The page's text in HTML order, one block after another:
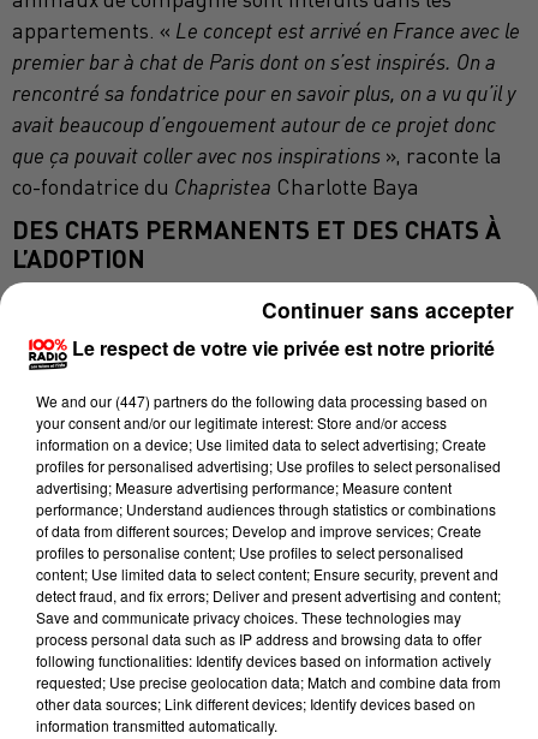
appartements. « Le concept est arrivé en France avec le
premier bar à chat de Paris dont on s’est inspirés. On a
rencontré sa fondatrice pour en savoir plus, on a vu qu’il y
avait beaucoup d’engouement autour de ce projet donc
que ça pouvait coller avec nos inspirations », raconte la
co-fondatrice du Chapristea Charlotte Baya
DES CHATS PERMANENTS ET DES CHATS À
L’ADOPTION
Au-delà de proposer un moment convivial autour
d’un café,
Le Chapristea
met également certains de
ses chats à l’adoption: « O
pour la cause animale, on travaille avec l’association le
Chat Libre de Toulouse. Donc on a des chats permanents
et d’autres qui viennent et repartent avec d’autres
familles.» Cette association gère un refuge et œuvre
pour la capture et la stérilisation des chats sur
Toulouse.
Comme les autres chats permanents, il est
primordial que les chats accueillis pour l’adoption
répondent à un certain nombre de critères : «Il faut
déjà qu’ils aiment la compagnie des humains, qu’ils ne
soient pas trop peureux, qu’ils aiment aussi la compagnie
Le respect de votre vie privée est notre priorité
We and our (447) partnersdo the following data processing based on
your consent and/or our legitimate interest: Store and/or access
information on a device; Use limited data to select advertising; Create
profiles for personalised advertising; Use profiles to select personalised
advertising; Measure advertising performance; Measure content
performance; Understand audiences through statistics or combinations
of data from different sources; Develop and improve services; Create
profiles to personalise content; Use profiles to select personalised
content; Use limited data to select content; Ensure security, prevent and
detect fraud, and fix errors; Deliver and present advertising and content;
Save and communicate privacy choices. These technologies may
process personal data such as IP address and browsing data to offer
following functionalities: Identify devices based on information actively
requested; Use precise geolocation data; Match and combine data from
other data sources; Link different devices; Identify devices based on
information transmitted automatically.
Continuer sans accepter